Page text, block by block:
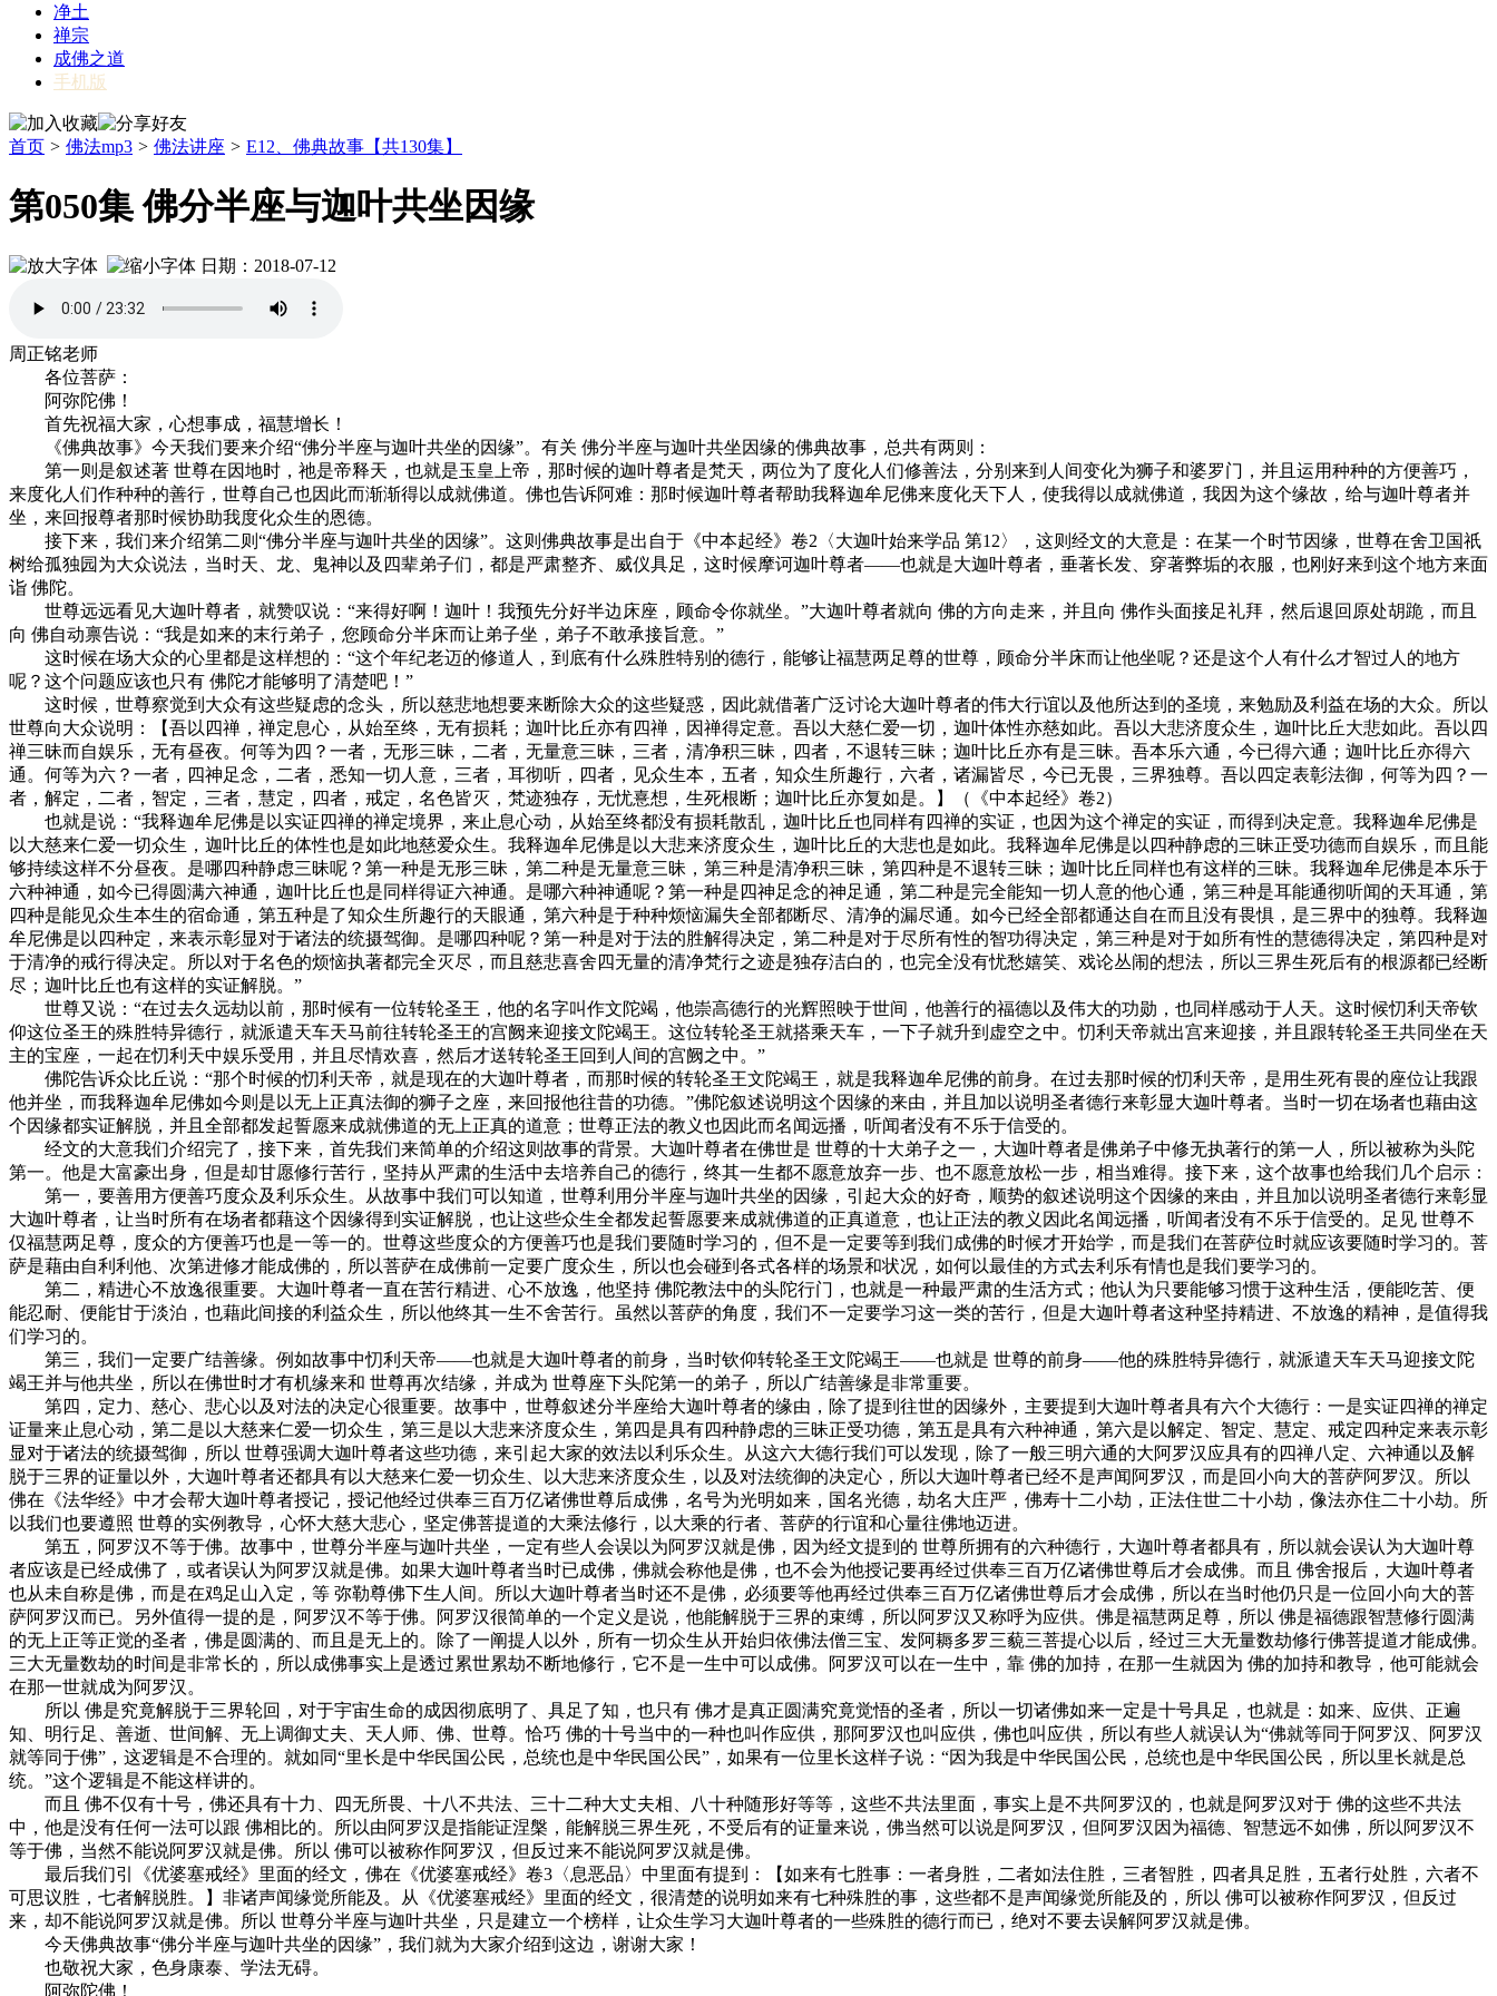
净土
禅宗
成佛之道
手机版
首页 > 佛法mp3 > 佛法讲座 > E12、佛典故事【共130集】
第050集 佛分半座与迦叶共坐因缘
日期：2018-07-12
周正铭老师
各位菩萨：
阿弥陀佛！
首先祝福大家，心想事成，福慧增长！
《佛典故事》今天我们要来介绍“佛分半座与迦叶共坐的因缘”。有关 佛分半座与迦叶共坐因缘的佛典故事，总共有两则：
第一则是叙述著 世尊在因地时，祂是帝释天，也就是玉皇上帝，那时候的迦叶尊者是梵天，两位为了度化人们修善法，分别来到人间变化为狮子和婆罗门，并且运用种种的方便善巧，
来度化人们作种种的善行，世尊自己也因此而渐渐得以成就佛道。佛也告诉阿难：那时候迦叶尊者帮助我释迦牟尼佛来度化天下人，使我得以成就佛道，我因为这个缘故，给与迦叶尊者并
坐，来回报尊者那时候协助我度化众生的恩德。
接下来，我们来介绍第二则“佛分半座与迦叶共坐的因缘”。这则佛典故事是出自于《中本起经》卷2〈大迦叶始来学品 第12〉，这则经文的大意是：在某一个时节因缘，世尊在舍卫国祇
树给孤独园为大众说法，当时天、龙、鬼神以及四辈弟子们，都是严肃整齐、威仪具足，这时候摩诃迦叶尊者——也就是大迦叶尊者，垂著长发、穿著弊垢的衣服，也刚好来到这个地方来面
诣 佛陀。
世尊远远看见大迦叶尊者，就赞叹说：“来得好啊！迦叶！我预先分好半边床座，顾命令你就坐。”大迦叶尊者就向 佛的方向走来，并且向 佛作头面接足礼拜，然后退回原处胡跪，而且
向 佛自动禀告说：“我是如来的末行弟子，您顾命分半床而让弟子坐，弟子不敢承接旨意。”
这时候在场大众的心里都是这样想的：“这个年纪老迈的修道人，到底有什么殊胜特别的德行，能够让福慧两足尊的世尊，顾命分半床而让他坐呢？还是这个人有什么才智过人的地方
呢？这个问题应该也只有 佛陀才能够明了清楚吧！”
这时候，世尊察觉到大众有这些疑虑的念头，所以慈悲地想要来断除大众的这些疑惑，因此就借著广泛讨论大迦叶尊者的伟大行谊以及他所达到的圣境，来勉励及利益在场的大众。所以
世尊向大众说明：【吾以四禅，禅定息心，从始至终，无有损耗；迦叶比丘亦有四禅，因禅得定意。吾以大慈仁爱一切，迦叶体性亦慈如此。吾以大悲济度众生，迦叶比丘大悲如此。吾以四
禅三昧而自娱乐，无有昼夜。何等为四？一者，无形三昧，二者，无量意三昧，三者，清净积三昧，四者，不退转三昧；迦叶比丘亦有是三昧。吾本乐六通，今已得六通；迦叶比丘亦得六
通。何等为六？一者，四神足念，二者，悉知一切人意，三者，耳彻听，四者，见众生本，五者，知众生所趣行，六者，诸漏皆尽，今已无畏，三界独尊。吾以四定表彰法御，何等为四？一
者，解定，二者，智定，三者，慧定，四者，戒定，名色皆灭，梵迹独存，无忧憙想，生死根断；迦叶比丘亦复如是。】（《中本起经》卷2）
也就是说：“我释迦牟尼佛是以实证四禅的禅定境界，来止息心动，从始至终都没有损耗散乱，迦叶比丘也同样有四禅的实证，也因为这个禅定的实证，而得到决定意。我释迦牟尼佛是
以大慈来仁爱一切众生，迦叶比丘的体性也是如此地慈爱众生。我释迦牟尼佛是以大悲来济度众生，迦叶比丘的大悲也是如此。我释迦牟尼佛是以四种静虑的三昧正受功德而自娱乐，而且能
够持续这样不分昼夜。是哪四种静虑三昧呢？第一种是无形三昧，第二种是无量意三昧，第三种是清净积三昧，第四种是不退转三昧；迦叶比丘同样也有这样的三昧。我释迦牟尼佛是本乐于
六种神通，如今已得圆满六神通，迦叶比丘也是同样得证六神通。是哪六种神通呢？第一种是四神足念的神足通，第二种是完全能知一切人意的他心通，第三种是耳能通彻听闻的天耳通，第
四种是能见众生本生的宿命通，第五种是了知众生所趣行的天眼通，第六种是于种种烦恼漏失全部都断尽、清净的漏尽通。如今已经全部都通达自在而且没有畏惧，是三界中的独尊。我释迦
牟尼佛是以四种定，来表示彰显对于诸法的统摄驾御。是哪四种呢？第一种是对于法的胜解得决定，第二种是对于尽所有性的智功得决定，第三种是对于如所有性的慧德得决定，第四种是对
于清净的戒行得决定。所以对于名色的烦恼执著都完全灭尽，而且慈悲喜舍四无量的清净梵行之迹是独存洁白的，也完全没有忧愁嬉笑、戏论丛闹的想法，所以三界生死后有的根源都已经断
尽；迦叶比丘也有这样的实证解脱。”
世尊又说：“在过去久远劫以前，那时候有一位转轮圣王，他的名字叫作文陀竭，他崇高德行的光辉照映于世间，他善行的福德以及伟大的功勋，也同样感动于人天。这时候忉利天帝钦
仰这位圣王的殊胜特异德行，就派遣天车天马前往转轮圣王的宫阙来迎接文陀竭王。这位转轮圣王就搭乘天车，一下子就升到虚空之中。忉利天帝就出宫来迎接，并且跟转轮圣王共同坐在天
主的宝座，一起在忉利天中娱乐受用，并且尽情欢喜，然后才送转轮圣王回到人间的宫阙之中。”
佛陀告诉众比丘说：“那个时候的忉利天帝，就是现在的大迦叶尊者，而那时候的转轮圣王文陀竭王，就是我释迦牟尼佛的前身。在过去那时候的忉利天帝，是用生死有畏的座位让我跟
他并坐，而我释迦牟尼佛如今则是以无上正真法御的狮子之座，来回报他往昔的功德。”佛陀叙述说明这个因缘的来由，并且加以说明圣者德行来彰显大迦叶尊者。当时一切在场者也藉由这
个因缘都实证解脱，并且全部都发起誓愿来成就佛道的无上正真的道意；世尊正法的教义也因此而名闻远播，听闻者没有不乐于信受的。
经文的大意我们介绍完了，接下来，首先我们来简单的介绍这则故事的背景。大迦叶尊者在佛世是 世尊的十大弟子之一，大迦叶尊者是佛弟子中修无执著行的第一人，所以被称为头陀
第一。他是大富豪出身，但是却甘愿修行苦行，坚持从严肃的生活中去培养自己的德行，终其一生都不愿意放弃一步、也不愿意放松一步，相当难得。接下来，这个故事也给我们几个启示：
第一，要善用方便善巧度众及利乐众生。从故事中我们可以知道，世尊利用分半座与迦叶共坐的因缘，引起大众的好奇，顺势的叙述说明这个因缘的来由，并且加以说明圣者德行来彰显
大迦叶尊者，让当时所有在场者都藉这个因缘得到实证解脱，也让这些众生全都发起誓愿要来成就佛道的正真道意，也让正法的教义因此名闻远播，听闻者没有不乐于信受的。足见 世尊不
仅福慧两足尊，度众的方便善巧也是一等一的。世尊这些度众的方便善巧也是我们要随时学习的，但不是一定要等到我们成佛的时候才开始学，而是我们在菩萨位时就应该要随时学习的。菩
萨是藉由自利利他、次第进修才能成佛的，所以菩萨在成佛前一定要广度众生，所以也会碰到各式各样的场景和状况，如何以最佳的方式去利乐有情也是我们要学习的。
第二，精进心不放逸很重要。大迦叶尊者一直在苦行精进、心不放逸，他坚持 佛陀教法中的头陀行门，也就是一种最严肃的生活方式；他认为只要能够习惯于这种生活，便能吃苦、便
能忍耐、便能甘于淡泊，也藉此间接的利益众生，所以他终其一生不舍苦行。虽然以菩萨的角度，我们不一定要学习这一类的苦行，但是大迦叶尊者这种坚持精进、不放逸的精神，是值得我
们学习的。
第三，我们一定要广结善缘。例如故事中忉利天帝——也就是大迦叶尊者的前身，当时钦仰转轮圣王文陀竭王——也就是 世尊的前身——他的殊胜特异德行，就派遣天车天马迎接文陀
竭王并与他共坐，所以在佛世时才有机缘来和 世尊再次结缘，并成为 世尊座下头陀第一的弟子，所以广结善缘是非常重要。
第四，定力、慈心、悲心以及对法的决定心很重要。故事中，世尊叙述分半座给大迦叶尊者的缘由，除了提到往世的因缘外，主要提到大迦叶尊者具有六个大德行：一是实证四禅的禅定
证量来止息心动，第二是以大慈来仁爱一切众生，第三是以大悲来济度众生，第四是具有四种静虑的三昧正受功德，第五是具有六种神通，第六是以解定、智定、慧定、戒定四种定来表示彰
显对于诸法的统摄驾御，所以 世尊强调大迦叶尊者这些功德，来引起大家的效法以利乐众生。从这六大德行我们可以发现，除了一般三明六通的大阿罗汉应具有的四禅八定、六神通以及解
脱于三界的证量以外，大迦叶尊者还都具有以大慈来仁爱一切众生、以大悲来济度众生，以及对法统御的决定心，所以大迦叶尊者已经不是声闻阿罗汉，而是回小向大的菩萨阿罗汉。所以
佛在《法华经》中才会帮大迦叶尊者授记，授记他经过供奉三百万亿诸佛世尊后成佛，名号为光明如来，国名光德，劫名大庄严，佛寿十二小劫，正法住世二十小劫，像法亦住二十小劫。所
以我们也要遵照 世尊的实例教导，心怀大慈大悲心，坚定佛菩提道的大乘法修行，以大乘的行者、菩萨的行谊和心量往佛地迈进。
第五，阿罗汉不等于佛。故事中，世尊分半座与迦叶共坐，一定有些人会误以为阿罗汉就是佛，因为经文提到的 世尊所拥有的六种德行，大迦叶尊者都具有，所以就会误认为大迦叶尊
者应该是已经成佛了，或者误认为阿罗汉就是佛。如果大迦叶尊者当时已成佛，佛就会称他是佛，也不会为他授记要再经过供奉三百万亿诸佛世尊后才会成佛。而且 佛舍报后，大迦叶尊者
也从未自称是佛，而是在鸡足山入定，等 弥勒尊佛下生人间。所以大迦叶尊者当时还不是佛，必须要等他再经过供奉三百万亿诸佛世尊后才会成佛，所以在当时他仍只是一位回小向大的菩
萨阿罗汉而已。另外值得一提的是，阿罗汉不等于佛。阿罗汉很简单的一个定义是说，他能解脱于三界的束缚，所以阿罗汉又称呼为应供。佛是福慧两足尊，所以 佛是福德跟智慧修行圆满
的无上正等正觉的圣者，佛是圆满的、而且是无上的。除了一阐提人以外，所有一切众生从开始归依佛法僧三宝、发阿耨多罗三藐三菩提心以后，经过三大无量数劫修行佛菩提道才能成佛。
三大无量数劫的时间是非常长的，所以成佛事实上是透过累世累劫不断地修行，它不是一生中可以成佛。阿罗汉可以在一生中，靠 佛的加持，在那一生就因为 佛的加持和教导，他可能就会
在那一世就成为阿罗汉。
所以 佛是究竟解脱于三界轮回，对于宇宙生命的成因彻底明了、具足了知，也只有 佛才是真正圆满究竟觉悟的圣者，所以一切诸佛如来一定是十号具足，也就是：如来、应供、正遍
知、明行足、善逝、世间解、无上调御丈夫、天人师、佛、世尊。恰巧 佛的十号当中的一种也叫作应供，那阿罗汉也叫应供，佛也叫应供，所以有些人就误认为“佛就等同于阿罗汉、阿罗汉
就等同于佛”，这逻辑是不合理的。就如同“里长是中华民国公民，总统也是中华民国公民”，如果有一位里长这样子说：“因为我是中华民国公民，总统也是中华民国公民，所以里长就是总
统。”这个逻辑是不能这样讲的。
而且 佛不仅有十号，佛还具有十力、四无所畏、十八不共法、三十二种大丈夫相、八十种随形好等等，这些不共法里面，事实上是不共阿罗汉的，也就是阿罗汉对于 佛的这些不共法
中，他是没有任何一法可以跟 佛相比的。所以由阿罗汉是指能证涅槃，能解脱三界生死，不受后有的证量来说，佛当然可以说是阿罗汉，但阿罗汉因为福德、智慧远不如佛，所以阿罗汉不
等于佛，当然不能说阿罗汉就是佛。所以 佛可以被称作阿罗汉，但反过来不能说阿罗汉就是佛。
最后我们引《优婆塞戒经》里面的经文，佛在《优婆塞戒经》卷3〈息恶品〉中里面有提到：【如来有七胜事：一者身胜，二者如法住胜，三者智胜，四者具足胜，五者行处胜，六者不
可思议胜，七者解脱胜。】非诸声闻缘觉所能及。从《优婆塞戒经》里面的经文，很清楚的说明如来有七种殊胜的事，这些都不是声闻缘觉所能及的，所以 佛可以被称作阿罗汉，但反过
来，却不能说阿罗汉就是佛。所以 世尊分半座与迦叶共坐，只是建立一个榜样，让众生学习大迦叶尊者的一些殊胜的德行而已，绝对不要去误解阿罗汉就是佛。
今天佛典故事“佛分半座与迦叶共坐的因缘”，我们就为大家介绍到这边，谢谢大家！
也敬祝大家，色身康泰、学法无碍。
阿弥陀佛！